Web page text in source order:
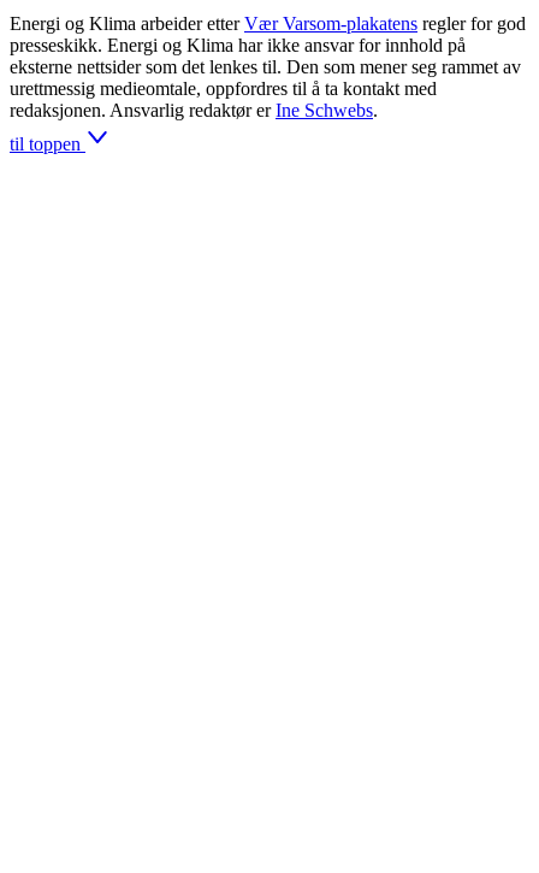
Energi og Klima arbeider etter Vær Varsom-plakatens regler for god
presseskikk. Energi og Klima har ikke ansvar for innhold på
eksterne nettsider som det lenkes til. Den som mener seg rammet av
urettmessig medieomtale, oppfordres til å ta kontakt med
redaksjonen. Ansvarlig redaktør er Ine Schwebs.
til toppen